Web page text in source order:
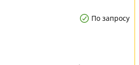
По запросу